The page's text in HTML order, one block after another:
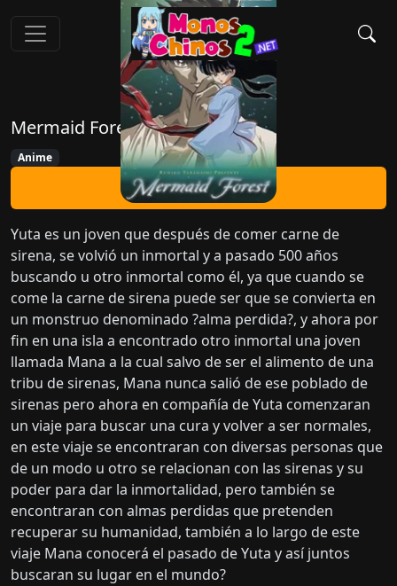
Mermaid Forest
Anime
Ver Ahora
Yuta es un joven que después de comer carne de
sirena, se volvió un inmortal y a pasado 500 años
buscando u otro inmortal como él, ya que cuando se
come la carne de sirena puede ser que se convierta en
un monstruo denominado ?alma perdida?, y ahora por
fin en una isla a encontrado otro inmortal una joven
llamada Mana a la cual salvo de ser el alimento de una
tribu de sirenas, Mana nunca salió de ese poblado de
sirenas pero ahora en compañía de Yuta comenzaran
un viaje para buscar una cura y volver a ser normales,
en este viaje se encontraran con diversas personas que
de un modo u otro se relacionan con las sirenas y su
poder para dar la inmortalidad, pero también se
encontraran con almas perdidas que pretenden
recuperar su humanidad, también a lo largo de este
viaje Mana conocerá el pasado de Yuta y así juntos
buscaran su lugar en el mundo?